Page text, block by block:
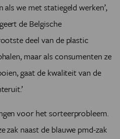
we met statiegeld werken’,
de Belgische
deel van de plastic
maar als consumenten ze
gaat de kwaliteit van de
voor het sorteerprobleem.
zak naast de blauwe pmd-zak